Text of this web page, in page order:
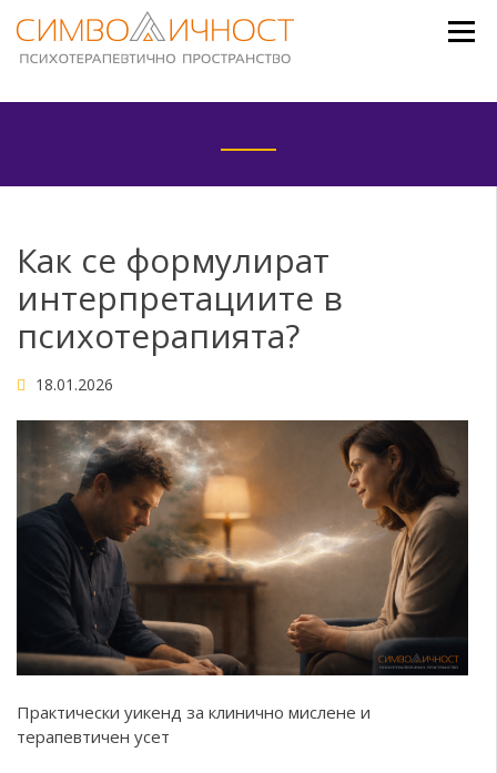
content
Как се формулират
интерпретациите в
психотерапията?
18.01.2026
Практически уикенд за клинично мислене и
терапевтичен усет